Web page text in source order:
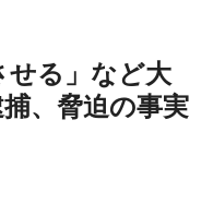
せる」など大
、脅迫の事実